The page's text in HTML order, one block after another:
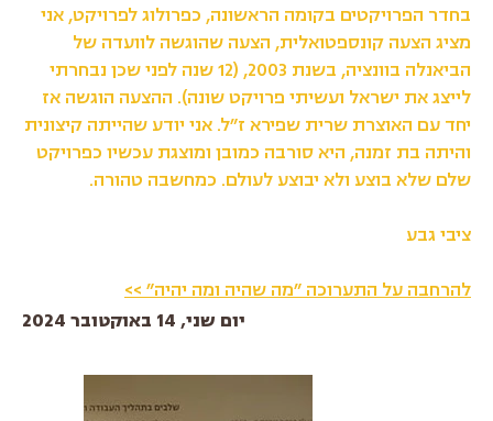
בחדר הפרויקטים בקומה הראשונה, כפרולוג לפרויקט, אני
מציג הצעה קונספטואלית, הצעה שהוגשה לוועדה של
הביאנלה בוונציה, בשנת 2003, (12 שנה לפני שכן נבחרתי
לייצג את ישראל ועשיתי פרויקט שונה). ההצעה הוגשה אז
יחד עם האוצרת שרית שפירא ז״ל. אני יודע שהייתה קיצונית
והיתה בת זמנה, היא סורבה כמובן ומוצגת עכשיו כפרויקט
שלם שלא בוצע ולא יבוצע לעולם. כמחשבה טהורה.
ציבי גבע
להרחבה על התערוכה ״מה שהיה ומה יהיה״ >>
יום שני, 14 באוקטובר 2024